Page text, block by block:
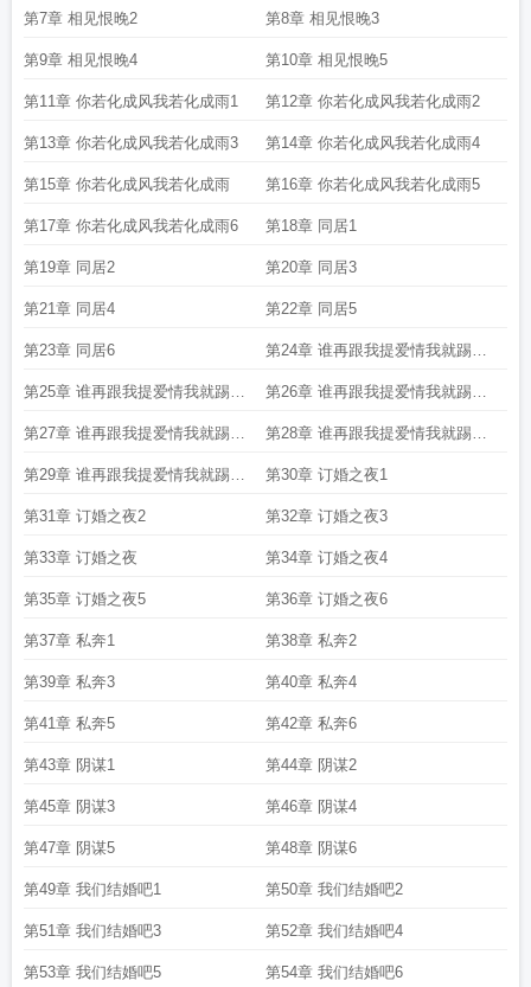
第7章 相见恨晚2 第8章 相见恨晚3
第9章 相见恨晚4 第10章 相见恨晚5
第11章 你若化成风我若化成雨1 第12章 你若化成风我若化成雨2
第13章 你若化成风我若化成雨3 第14章 你若化成风我若化成雨4
第15章 你若化成风我若化成雨 第16章 你若化成风我若化成雨5
第17章 你若化成风我若化成雨6 第18章 同居1
第19章 同居2 第20章 同居3
第21章 同居4 第22章 同居5
第23章 同居6 第24章 谁再跟我提爱情我就踢死
谁1
第25章 谁再跟我提爱情我就踢死
谁2
第26章 谁再跟我提爱情我就踢死
谁3
第27章 谁再跟我提爱情我就踢死
谁4
第28章 谁再跟我提爱情我就踢死
谁5
第29章 谁再跟我提爱情我就踢死
谁6
第30章 订婚之夜1
第31章 订婚之夜2 第32章 订婚之夜3
第33章 订婚之夜 第34章 订婚之夜4
第35章 订婚之夜5 第36章 订婚之夜6
第37章 私奔1 第38章 私奔2
第39章 私奔3 第40章 私奔4
第41章 私奔5 第42章 私奔6
第43章 阴谋1 第44章 阴谋2
第45章 阴谋3 第46章 阴谋4
第47章 阴谋5 第48章 阴谋6
第49章 我们结婚吧1 第50章 我们结婚吧2
第51章 我们结婚吧3 第52章 我们结婚吧4
第53章 我们结婚吧5 第54章 我们结婚吧6